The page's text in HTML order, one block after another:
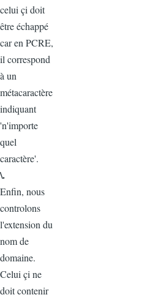
celui çi doit
être échappé
car en PCRE,
il correspond
à un
métacaractère
indiquant
'n'importe
quel
caractère'.
\.
Enfin, nous
controlons
l'extension du
nom de
domaine.
Celui çi ne
doit contenir